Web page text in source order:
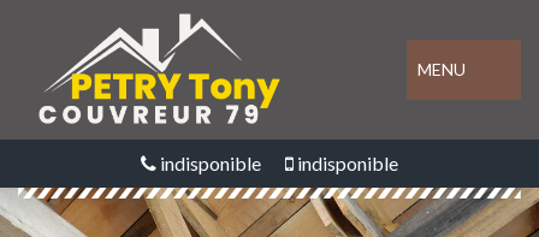
MENU
indisponible indisponible